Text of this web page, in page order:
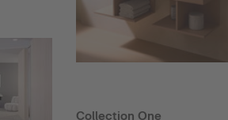
Collection One